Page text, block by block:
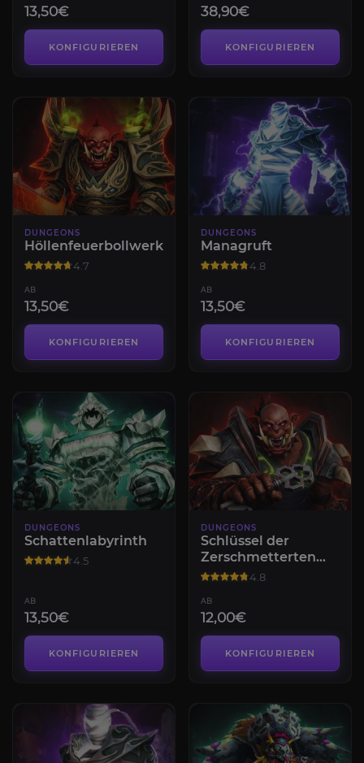
13,50€
KONFIGURIEREN
38,90€
KONFIGURIEREN
DUNGEONS
Höllenfeuerbollwerke
4.7
AB
13,50€
KONFIGURIEREN
DUNGEONS
Managruft
4.8
AB
13,50€
KONFIGURIEREN
DUNGEONS
Schattenlabyrinth
4.5
AB
13,50€
KONFIGURIEREN
DUNGEONS
Schlüssel der
Zerschmetterten
Hallen 4.8
AB
12,00€
KONFIGURIEREN